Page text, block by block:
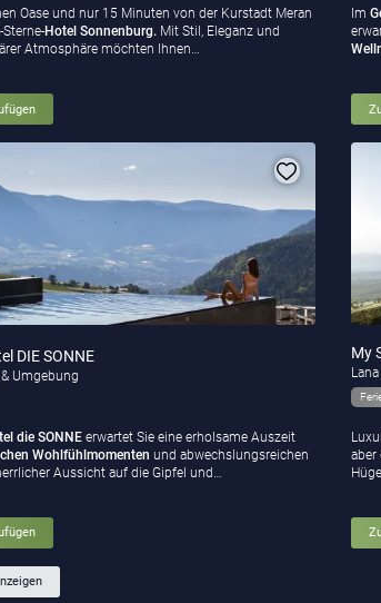
Oase und nur 15 Minuten von der Kurstadt Meran
Hotel Sonnenburg. Mit Stil, Eleganz und
Atmosphäre möchten Ihnen…
Im
DIE SONNE
Umgebung
die SONNE erwartet Sie eine erholsame Auszeit
Wohlfühlmomenten und abwechslungsreichen
Aussicht auf die Gipfel und…
My
aber